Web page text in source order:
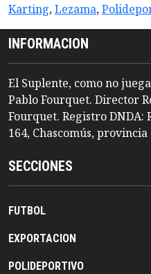
Karting,Lezama,
INFORMACION
El Suplente, como no
Pablo Fourquet. Director
Fourquet. Registro DNDA:
164, Chascomús,
SECCIONES
FUTBOL
EXPORTACION
POLIDEPORTIVO